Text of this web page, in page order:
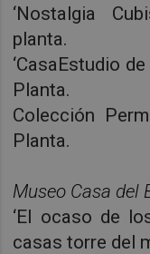
‘Nostalgia
planta.
‘CasaEstudio
Planta.
Colección
Planta.
Museo Casa del
‘El ocaso de
casas torre del